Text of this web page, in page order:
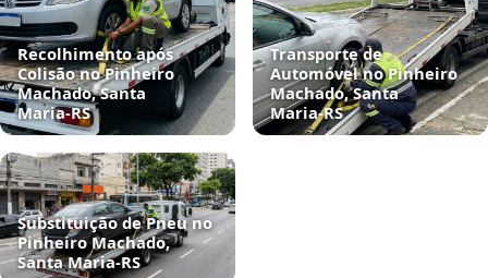
Recolhimento após
Colisão no Pinheiro
Machado, Santa
Maria‑RS
Transporte de
Automóvel no Pinheiro
Machado, Santa
Maria‑RS
Substituição de Pneu no
Pinheiro Machado,
Santa Maria‑RS